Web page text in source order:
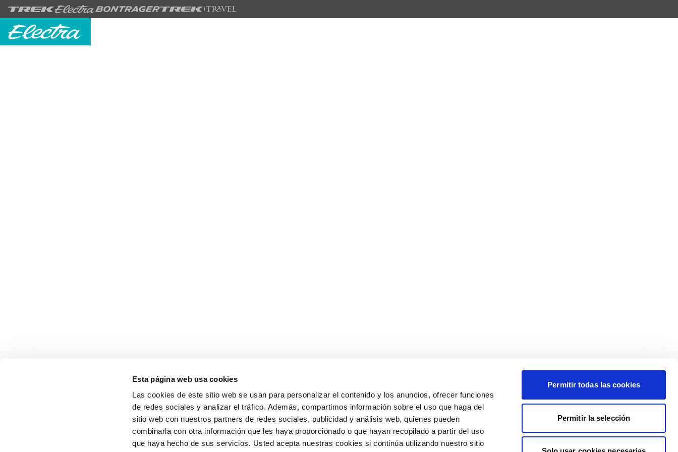
Esta página web usa cookies
Las cookies de este sitio web se usan para personalizar el contenido y los anuncios, ofrecer funciones
de redes sociales y analizar el tráfico. Además, compartimos información sobre el uso que haga del
sitio web con nuestros partners de redes sociales, publicidad y análisis web, quienes pueden
combinarla con otra información que les haya proporcionado o que hayan recopilado a partir del uso
que haya hecho de sus servicios. Usted acepta nuestras cookies si continúa utilizando nuestro sitio
Permitir todas las cookies
Permitir la selección